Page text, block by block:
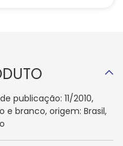
publicação: 11/2010,
e branco, origem: Brasil,